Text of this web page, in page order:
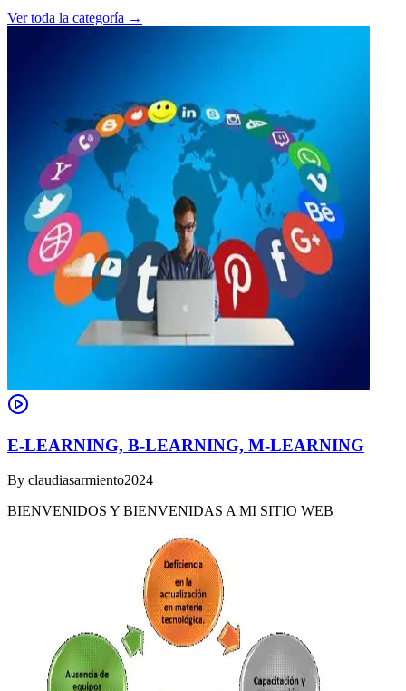
Ver toda la categoría →
E-LEARNING, B-LEARNING, M-LEARNING
By claudiasarmiento2024
BIENVENIDOS Y BIENVENIDAS A MI SITIO WEB